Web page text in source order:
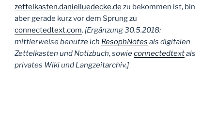
zettelkasten.danielluedecke.de zu bekommen ist, bin
aber gerade kurz vor dem Sprung zu
connectedtext.com.[Ergänzung 30.5.2018:
mittlerweise benutze ich ResophNotes als digitalen
Zettelkasten und Notizbuch, sowieconnectedtextals
privates Wiki und Langzeitarchiv.]